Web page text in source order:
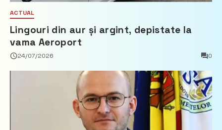
ACTUAL
Lingouri din aur și argint, depistate la
vama Aeroport
24/07/2026 0